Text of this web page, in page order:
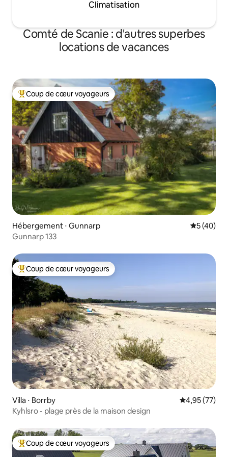
Climatisation
Comté de Scanie : d'autres superbes
locations de vacances
Coups de cœur voyageurs les plus appréciés
Coup de cœur voyageurs
Hébergement ⋅ Gunnarp
5 (40)
Gunnarp 133
Coups de cœur voyageurs les plus appréciés
Coup de cœur voyageurs
Villa ⋅ Borrby Évaluation
4,95 (77)
Kyhlsro - plage près de la maison design
Coups de cœur voyageurs les plus appréciés
Coup de cœur voyageurs